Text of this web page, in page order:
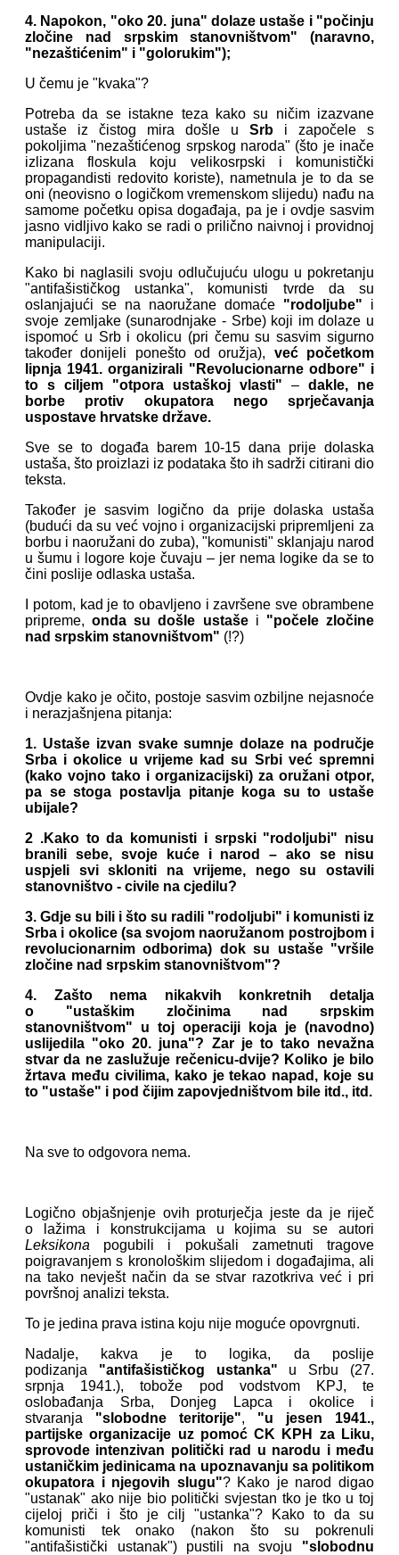
4. Napokon, "oko 20. juna" dolaze ustaše i "počinju
zločine nad srpskim stanovništvom" (naravno,
"nezaštićenim" i "golorukim");
U čemu je "kvaka"?
Potreba da se istakne teza kako su ničim izazvane
ustaše iz čistog mira došle u Srb i započele s
pokoljima "nezaštićenog srpskog naroda" (što je inače
izlizana floskula koju velikosrpski i komunistički
propagandisti redovito koriste), nametnula je to da se
oni (neovisno o logičkom vremenskom slijedu) nađu na
samome početku opisa događaja, pa je i ovdje sasvim
jasno vidljivo kako se radi o prilično naivnoj i providnoj
manipulaciji.
Kako bi naglasili svoju odlučujuću ulogu u pokretanju
"antifašističkog ustanka", komunisti tvrde da su
oslanjajući se na naoružane domaće "rodoljube" i
svoje zemljake (sunarodnjake - Srbe) koji im dolaze u
ispomoć u Srb i okolicu (pri čemu su sasvim sigurno
također donijeli ponešto od oružja), već početkom
lipnja 1941. organizirali "Revolucionarne odbore" i
to s ciljem
"otpora ustaškoj vlasti" – dakle, ne
borbe protiv okupatora nego sprječavanja
uspostave hrvatske države.
Sve se to događa barem 10-15 dana prije dolaska
ustaša, što proizlazi iz podataka što ih sadrži citirani dio
teksta.
Također je sasvim logično da prije dolaska ustaša
(budući da su već vojno i organizacijski pripremljeni za
borbu i naoružani do zuba), "komunisti" sklanjaju narod
u šumu i logore koje čuvaju – jer nema logike da se to
čini poslije odlaska ustaša.
I potom, kad je to obavljeno i završene sve obrambene
pripreme,onda su došle ustašei "počele zločine
nad srpskim stanovništvom" (!?)
Ovdje kako je očito, postoje sasvim ozbiljne nejasnoće
i nerazjašnjena pitanja:
1. Ustaše izvan svake sumnje dolaze na područje
Srba i okolice u vrijeme kad su Srbi već spremni
(kako vojno tako i organizacijski) za oružani otpor,
pa se stoga postavlja pitanje koga su to ustaše
ubijale?
2 .Kako to da komunisti i srpski "rodoljubi" nisu
branili sebe, svoje kuće i narod – ako se nisu
uspjeli svi skloniti na vrijeme, nego su ostavili
stanovništvo - civile na cjedilu?
3. Gdje su bili i što su radili "rodoljubi" i komunisti iz
Srba i okolice (sa svojom naoružanom postrojbom i
revolucionarnim odborima) dok su ustaše "vršile
zločine nad srpskim stanovništvom"?
4. Zašto nema nikakvih konkretnih detalja
o "ustaškim zločinima nad srpskim
stanovništvom" u toj operaciji koja je (navodno)
uslijedila "oko 20. juna"? Zar je to tako nevažna
stvar da ne zaslužuje rečenicu-dvije? Koliko je bilo
žrtava među civilima, kako je tekao napad, koje su
to "ustaše" i pod čijim zapovjedništvom bile itd., itd.
Na sve to odgovora nema.
Logično objašnjenje ovih proturječja jeste da je riječ
o lažima i konstrukcijama u kojima su se autori
Leksikona pogubili i pokušali zametnuti tragove
poigravanjem s kronološkim slijedom i događajima, ali
na tako nevješt način da se stvar razotkriva već i pri
površnoj analizi teksta.
To je jedina prava istina koju nije moguće opovrgnuti.
Nadalje, kakva je to logika, da poslije
podizanja
"antifašističkog ustanka" u Srbu (27.
srpnja 1941.), tobože pod vodstvom KPJ, te
oslobađanja Srba, Donjeg Lapca i okolice i
stvaranja "slobodne teritorije", "u jesen 1941.,
partijske organizacije uz pomoć CK KPH za Liku,
sprovode intenzivan politički rad u narodu i među
ustaničkim jedinicama na upoznavanju sa politikom
okupatora i njegovih slugu"? Kako je narod digao
"ustanak" ako nije bio politički svjestan tko je tko u toj
cijeloj priči i što je cilj "ustanka"? Kako to da su
komunisti tek onako (nakon što su pokrenuli
"antifašistički ustanak") pustili na svoju "slobodnu